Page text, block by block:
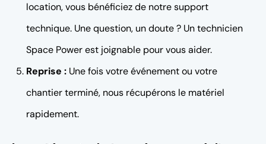
location, vous bénéficiez de notre support
technique. Une question, un doute ? Un technicien
Space Power est joignable pour vous aider.
Reprise : Une fois votre événement ou votre
chantier terminé, nous récupérons le matériel
rapidement.